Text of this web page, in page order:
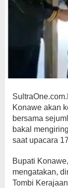
Konawe akan
bersama
bakal
saat upacara
Bupati
mengatakan,
Tombi